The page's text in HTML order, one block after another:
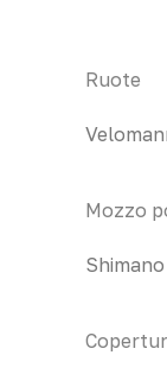
Ruote
Mozzo